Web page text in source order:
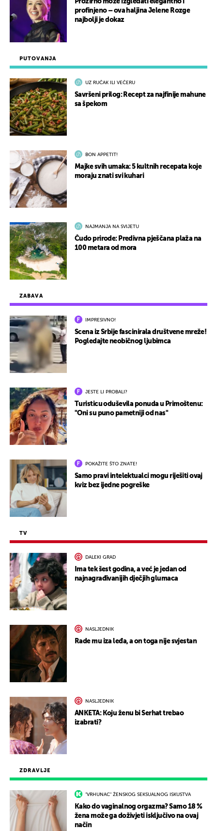
ZDRAVLJE
"VRHUNAC" ŽENSKOG SEKSUALNOG ISKUSTVA
Kako do vaginalnog orgazma? Samo 18 %
žena može ga doživjeti isključivo na ovaj
način
ZABAVA
IMPRESIVNO!
Scena iz Srbije fascinirala društvene mreže!
Pogledajte neobičnog ljubimca
JESTE LI PROBALI?
Turisticu oduševila ponuda u Primoštenu:
"Oni su puno pametniji od nas"
POKAŽITE ŠTO ZNATE!
Samo pravi intelektualci mogu riješiti ovaj
kviz bez ijedne pogreške
TV
DALEKI GRAD
Ima tek šest godina, a već je jedan od
najnagrađivanijih dječjih glumaca
NASLJEDNIK
Rade mu iza leđa, a on toga nije svjestan
NASLJEDNIK
ANKETA: Koju ženu bi Serhat trebao
izabrati?
PUTOVANJA
UZ RUČAK ILI VEČERU
Savršeni prilog: Recept za najfinije mahune
sa špekom
BON APPETIT!
Majke svih umaka: 5 kultnih recepata koje
moraju znati svi kuhari
NAJMANJA NA SVIJETU
Čudo prirode: Predivna pješčana plaža na
100 metara od mora
Prozirno može izgledati elegantno i
profinjeno – ova haljina Jelene Rozge
najbolji je dokaz